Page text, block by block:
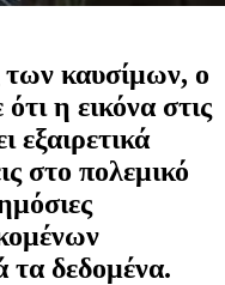
των καυσίμων, ο
η εικόνα στις
εξαιρετικά
στο πολεμικό
τα δεδομένα.